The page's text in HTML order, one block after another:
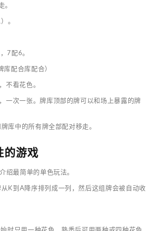
。
。
7配6。
配合库配合）
不看花色。
一次一张。牌库顶部的牌可以和场上暴露的牌
库中的所有牌全部配对移走。
的游戏
绍最简单的单色玩法。
K到A降序排列成一列，然后这组牌会被自动收
时只用一种花色，熟悉后可用两种或四种花色